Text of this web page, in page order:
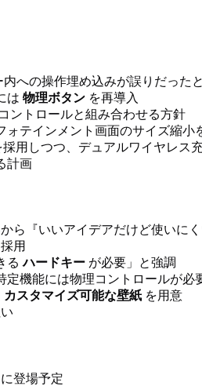
への操作埋め込みが誤りだった
は 物理ボタン を再導入
ントロールと組み合わせる方針
ォテインメント画面のサイズ縮小
採用しつつ、デュアルワイヤレス
計画
ら『いいアイデアだけど使いに
用
るハードキー が必要」と強調
機能には物理コントロールが必
カスタマイズ可能な壁紙 を用意
登場予定